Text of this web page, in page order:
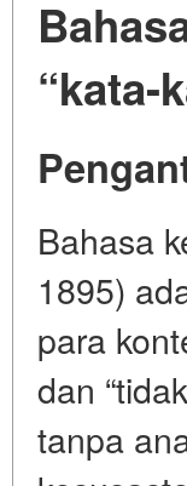
“kata-
Bahasa
1895)
para
dan
tanpa